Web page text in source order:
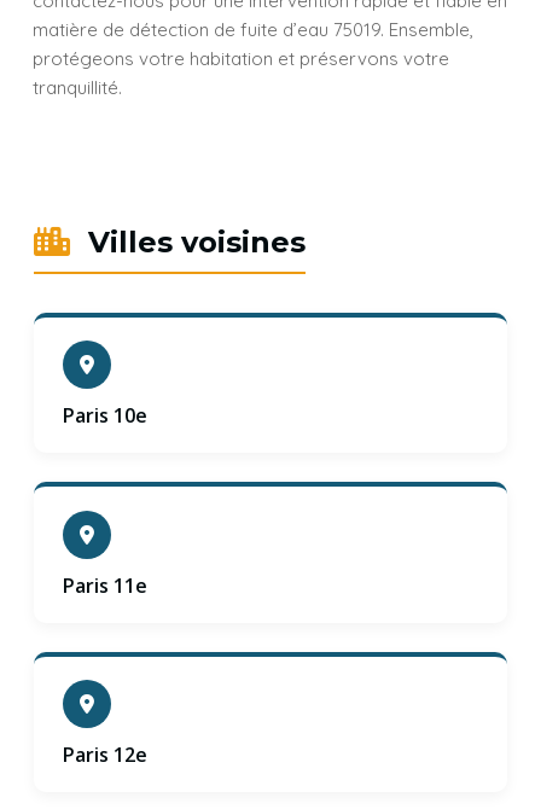
matière de détection de fuite d’eau 75019. Ensemble,
protégeons votre habitation et préservons votre
tranquillité.
Villes voisines
Paris 10e
Paris 11e
Paris 12e